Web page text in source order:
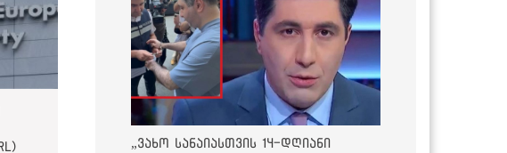
„ვახო სანაიასთვის 14-დღიანი